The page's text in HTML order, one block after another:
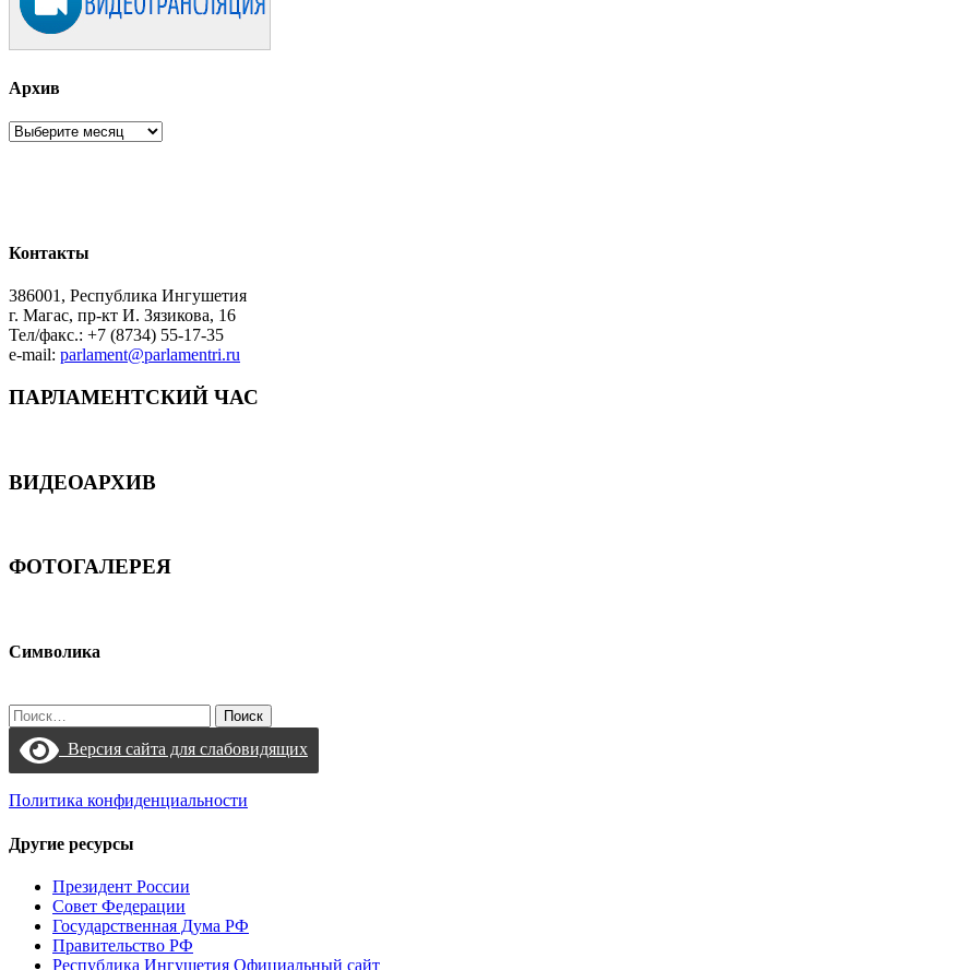
Архив
Архив
Контакты
386001, Республика Ингушетия
г. Магас, пр-кт И. Зязикова, 16
Тел/факс.: +7 (8734) 55-17-35
e-mail: parlament@parlamentri.ru
ПАРЛАМЕНТСКИЙ ЧАС
ВИДЕОАРХИВ
ФОТОГАЛЕРЕЯ
Символика
Найти:
Версия сайта для слабовидящих
Политика конфиденциальности
Другие ресурсы
Президент России
Совет Федерации
Государственная Дума РФ
Правительство РФ
Республика Ингушетия Официальный сайт